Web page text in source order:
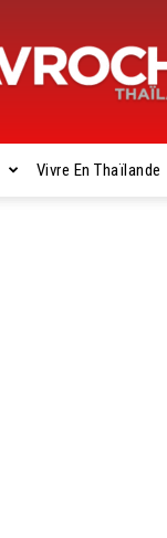
Gavroche
Vivre En Thaïlande